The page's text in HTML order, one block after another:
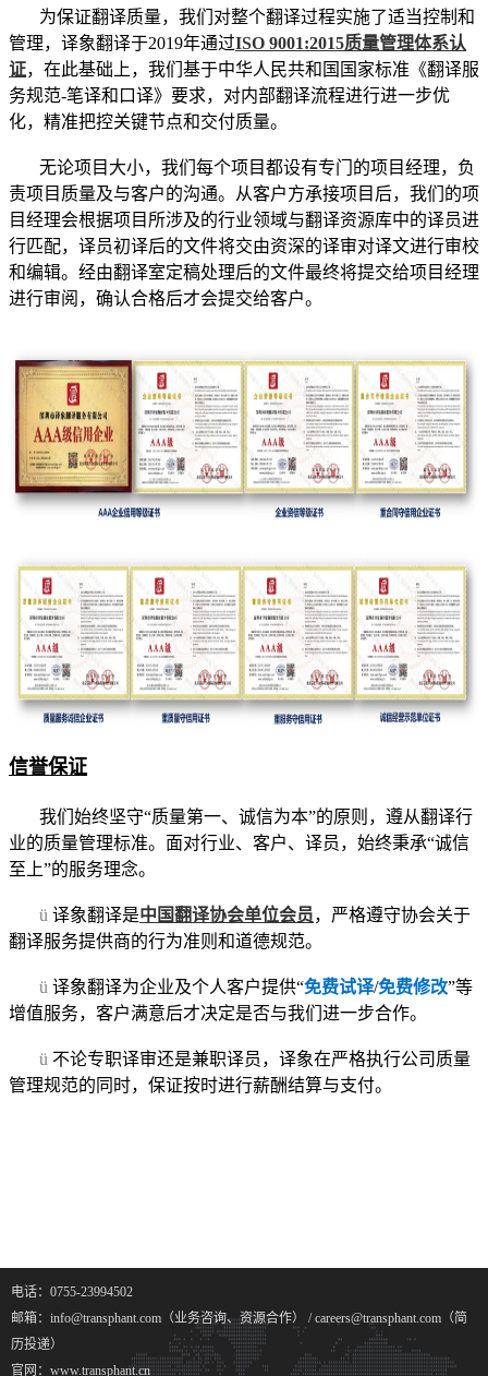
为保证翻译质量，我们对整个翻译过程实施了适当控制和
管理，译象翻译于2019年通过ISO 9001:2015质量管理体系认
证，在此基础上，我们基于中华人民共和国国家标准《翻译服
务规范-笔译和口译》要求，对内部翻译流程进行进一步优
化，精准把控关键节点和交付质量。
无论项目大小，我们每个项目都设有专门的项目经理，负
责项目质量及与客户的沟通。从客户方承接项目后，我们的项
目经理会根据项目所涉及的行业领域与翻译资源库中的译员进
行匹配，译员初译后的文件将交由资深的译审对译文进行审校
和编辑。经由翻译室定稿处理后的文件最终将提交给项目经理
进行审阅，确认合格后才会提交给客户。
信誉保证
我们始终坚守“质量第一、诚信为本”的原则，遵从翻译行
业的质量管理标准。面对行业、客户、译员，始终秉承“诚信
至上”的服务理念。
ü 译象翻译是中国翻译协会单位会员，严格遵守协会关于
翻译服务提供商的行为准则和道德规范。
ü 译象翻译为企业及个人客户提供“免费试译/免费修改”等
增值服务，客户满意后才决定是否与我们进一步合作。
ü 不论专职译审还是兼职译员，译象在严格执行公司质量
管理规范的同时，保证按时进行薪酬结算与支付。
电话：0755-23994502
邮箱：info@transphant.com（业务咨询、资源合作） / careers@transphant.com（简
历投递）
官网：www.transphant.cn